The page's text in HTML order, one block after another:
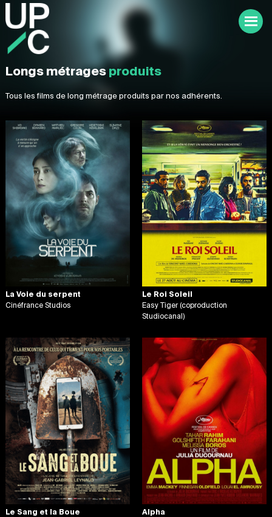
Longs métrages produits
Tous les films de long métrage produits par nos adhérents.
La Voie du serpent
Cinéfrance Studios
Le Roi Soleil
Easy Tiger (coproduction
Studiocanal)
Le Sang et la Boue
Alpha